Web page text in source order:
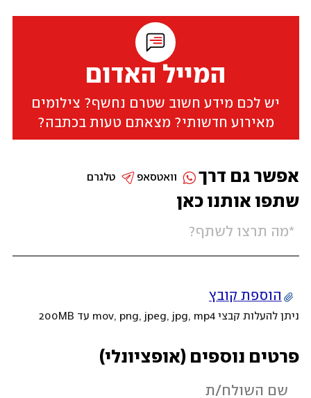
המייל האדום
יש לכם מידע חשוב שטרם נחשף? צילומים
מאירוע חדשותי? מצאתם טעות בכתבה?
שתפו אותנו כאן
הוספת קובץ
ניתן להעלות קבצי mov, png, jpeg, jpg, mp4 עד 200MB
פרטים נוספים (אופציונלי)
אפשר גם דרך טלגרם וואטסאפ